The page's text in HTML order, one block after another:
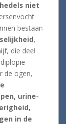
niet
bestaan
,
die deel
de ogen,
urine-
in de